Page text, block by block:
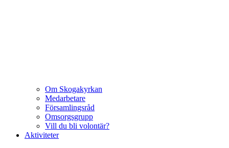
Om Skogakyrkan
Medarbetare
Församlingsråd
Omsorgsgrupp
Vill du bli volontär?
Aktiviteter